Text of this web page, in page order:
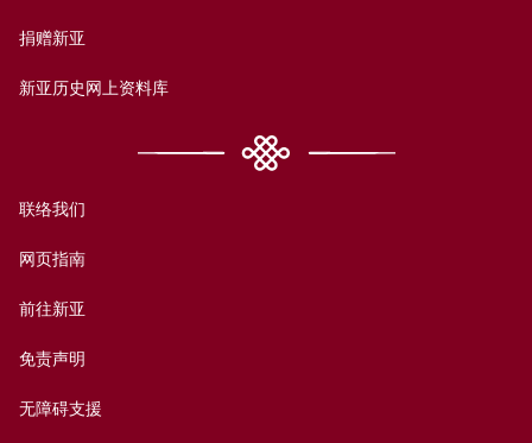
捐赠新亚
新亚历史网上资料库
联络我们
网页指南
前往新亚
免责声明
无障碍支援